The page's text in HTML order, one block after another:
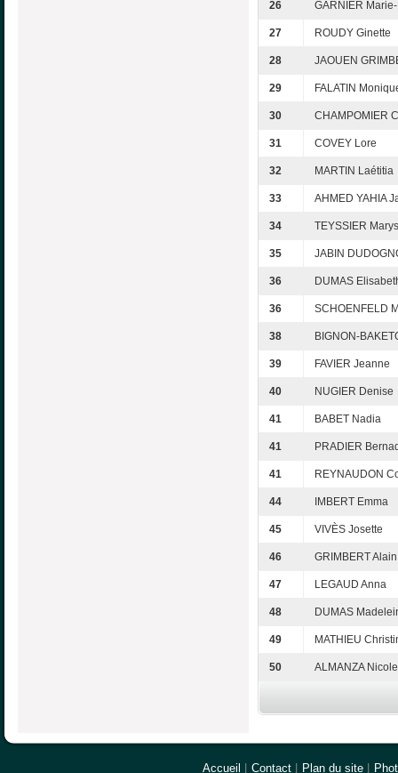
26 GARNIER
27 ROUDY Ginette
28 JAOUEN
29 FALATIN
30 CHAMPOMIER
31 COVEY Lore
32 MARTIN Laétitia
33 AHMED YAHIA
34 TEYSSIER
35 JABIN
36 DUMAS
36 SCHOENFELD
38 BIGNON-
39 FAVIER Jeanne
40 NUGIER Denise
41 BABET Nadia
41 PRADIER
41 REYNAUDON
44 IMBERT Emma
45 VIVÈS Josette
46 GRIMBERT Alain
47 LEGAUD Anna
48 DUMAS
49 MATHIEU
50 ALMANZA Nicole
Accueil Contact Plan du site